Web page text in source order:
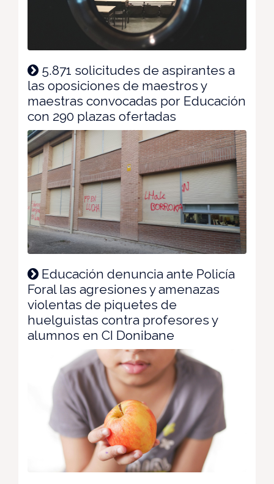
5.871 solicitudes de aspirantes a
las oposiciones de maestros y
maestras convocadas por Educación
con 290 plazas ofertadas
Educación denuncia ante Policía
Foral las agresiones y amenazas
violentas de piquetes de
huelguistas contra profesores y
alumnos en CI Donibane